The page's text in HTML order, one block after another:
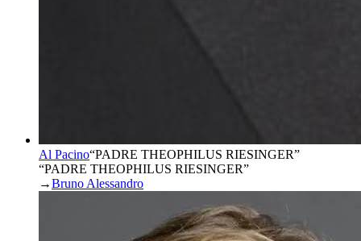
Al Pacino“PADRE THEOPHILUS RIESINGER”
“PADRE THEOPHILUS RIESINGER”
→Bruno Alessandro